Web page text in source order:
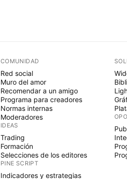
COMUNIDAD
Red social
Muro del amor
Recomendar a un amigo
Programa para creadores
Normas internas
Moderadores
IDEAS
Trading
Formación
Selecciones de los editores
PINE SCRIPT
Indicadores y estrategias